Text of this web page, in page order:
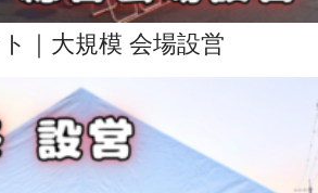
｜大規模 会場設営